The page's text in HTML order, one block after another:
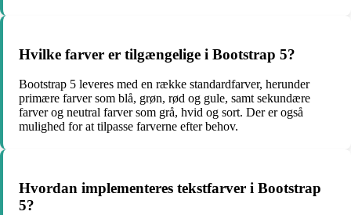
Hvilke farver er tilgængelige i Bootstrap 5?
Bootstrap 5 leveres med en række standardfarver, herunder
primære farver som blå, grøn, rød og gule, samt sekundære
farver og neutral farver som grå, hvid og sort. Der er også
mulighed for at tilpasse farverne efter behov.
Hvordan implementeres tekstfarver i Bootstrap
5?